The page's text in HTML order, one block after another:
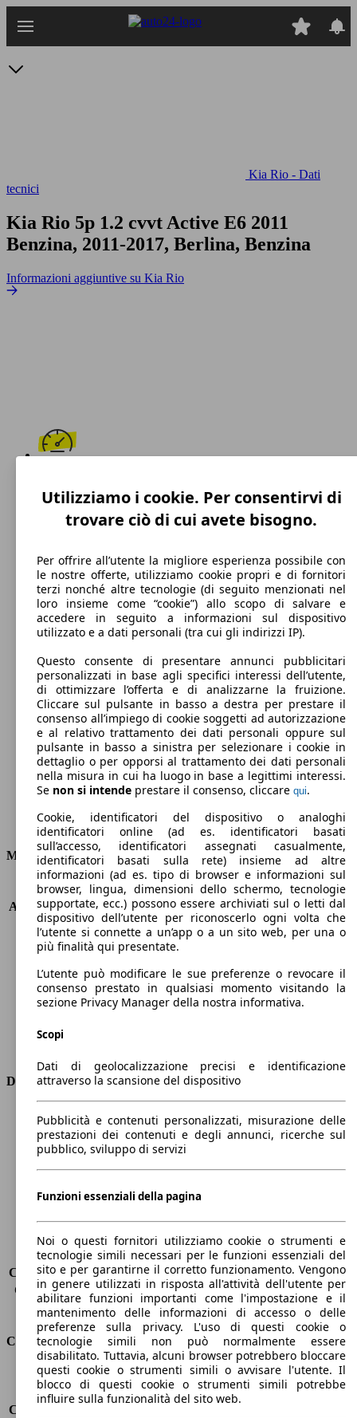
Kia Rio - Dati
tecnici
Kia Rio 5p 1.2 cvvt Active E6 2011
Benzina, 2011-2017, Berlina, Benzina
Informazioni aggiuntive su Kia Rio
Benzina
Carburante
115 g/km
Emissioni di CO2 (combinato)*
Ø 5.0 l/100km
Consumi
Motore e Prestazioni
KW (PS)
63 kW (85 PS)
Accelerazione (0-100 km/h) 13.1s
Velocità massima (km/h)
168 km/h
Numero di marce
5
Cilindrata
1248 ccm
Carburante
Benzina
Trasmissione
Dimensioni
Lunghezza
4050 mm
Altezza
1460 mm
Larghezza
1720 mm
Passo
2570 mm
Carico massimo
-
Porte
5
Sedili
5
Carico sul tetto
-
Capacità di traino (senza freni) -
Capacità di traino (con freni)
900 kg
Volume del bagagliaio
288 - 923 l
Consumi
Emissioni di CO2*
115 g/km (komb.)
Consumo (urbano)
6.0 l/100km
Consumo (extra-urbano)
Utilizziamo i cookie. Per consentirvi di
trovare ciò di cui avete bisogno.
Per offrire all’utente la migliore esperienza possibile con
le nostre offerte, utilizziamo cookie propri e di fornitori
terzi nonché altre tecnologie (di seguito menzionati nel
loro insieme come “cookie”) allo scopo di salvare e
accedere in seguito a informazioni sul dispositivo
utilizzato e a dati personali (tra cui gli indirizzi IP).
Questo consente di presentare annunci pubblicitari
personalizzati in base agli specifici interessi dell’utente,
di ottimizzare l’offerta e di analizzarne la fruizione.
Cliccare sul pulsante in basso a destra per prestare il
consenso all’impiego di cookie soggetti ad autorizzazione
e al relativo trattamento dei dati personali oppure sul
pulsante in basso a sinistra per selezionare i cookie in
dettaglio o per opporsi al trattamento dei dati personali
nella misura in cui ha luogo in base a legittimi interessi.
Se non si intende prestare il consenso, cliccare qui.
Cookie, identificatori del dispositivo o analoghi
identificatori online (ad es. identificatori basati
sull’accesso, identificatori assegnati casualmente,
identificatori basati sulla rete) insieme ad altre
informazioni (ad es. tipo di browser e informazioni sul
browser, lingua, dimensioni dello schermo, tecnologie
supportate, ecc.) possono essere archiviati sul o letti dal
dispositivo dell’utente per riconoscerlo ogni volta che
l’utente si connette a un’app o a un sito web, per una o
più finalità qui presentate.
L’utente può modificare le sue preferenze o revocare il
consenso prestato in qualsiasi momento visitando la
sezione Privacy Manager della nostra informativa.
Scopi
Dati di geolocalizzazione precisi e identificazione
attraverso la scansione del dispositivo
Pubblicità e contenuti personalizzati, misurazione delle
prestazioni dei contenuti e degli annunci, ricerche sul
pubblico, sviluppo di servizi
Funzioni essenziali della pagina
Noi o questi fornitori utilizziamo cookie o strumenti e
tecnologie simili necessari per le funzioni essenziali del
sito e per garantirne il corretto funzionamento. Vengono
in genere utilizzati in risposta all'attività dell'utente per
abilitare funzioni importanti come l'impostazione e il
mantenimento delle informazioni di accesso o delle
preferenze sulla privacy. L'uso di questi cookie o
tecnologie simili non può normalmente essere
disabilitato. Tuttavia, alcuni browser potrebbero bloccare
questi cookie o strumenti simili o avvisare l'utente. Il
blocco di questi cookie o strumenti simili potrebbe
influire sulla funzionalità del sito web.